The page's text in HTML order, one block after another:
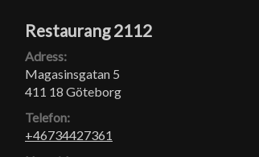
Restaurang 2112
Adress:
Magasinsgatan 5
411 18 Göteborg
Telefon:
+46734427361